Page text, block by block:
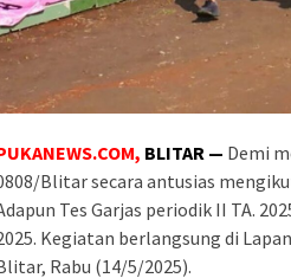
BLITAR — Demi
Blitar secara antusias
Tes Garjas periodik II TA.
Kegiatan berlangsung di
Rabu (14/5/2025).